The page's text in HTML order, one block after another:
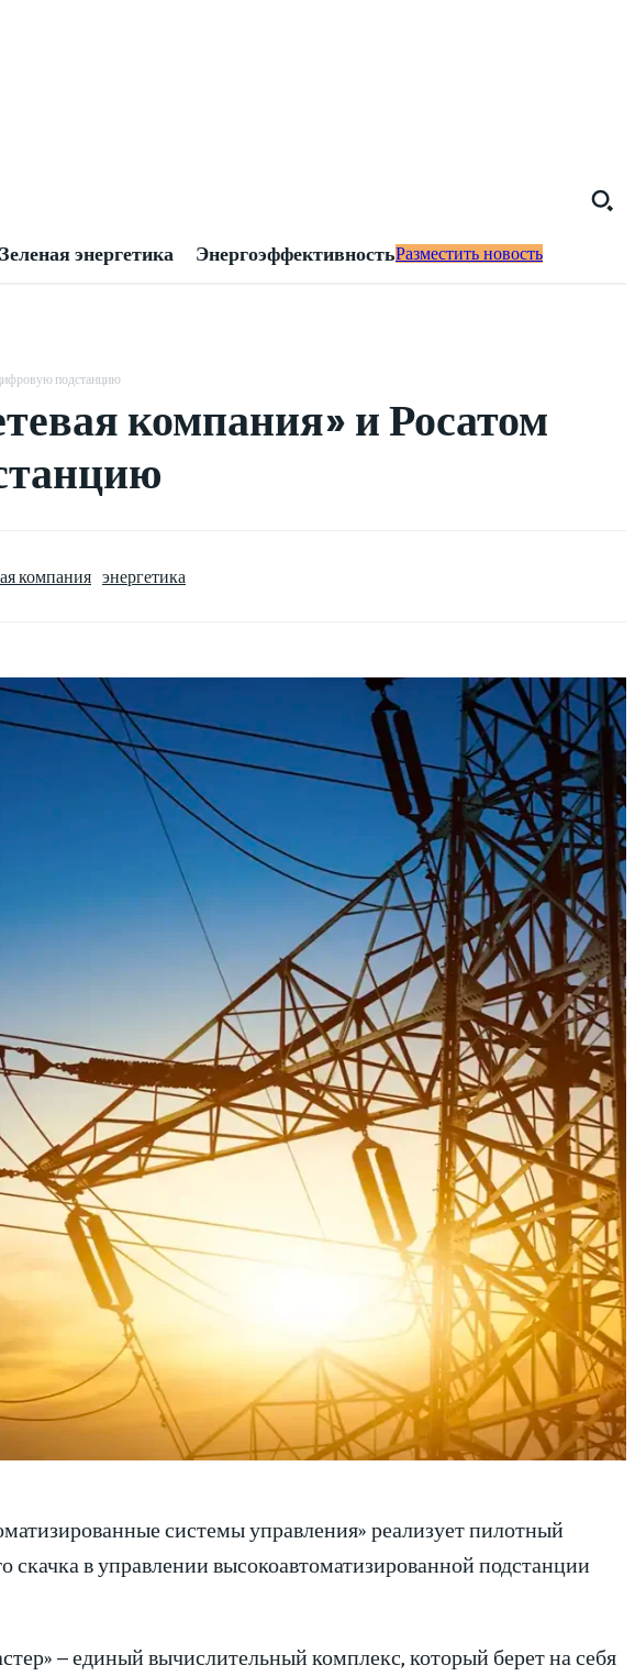
Зеленая энергетика ЭнергоэффективностьРазместить новость
подстанцию
компания» и Росатом
компания энергетика
системы управления» реализует пилотный
скачка в управлении высокоавтоматизированной подстанции
– единый вычислительный комплекс, который берет на себя